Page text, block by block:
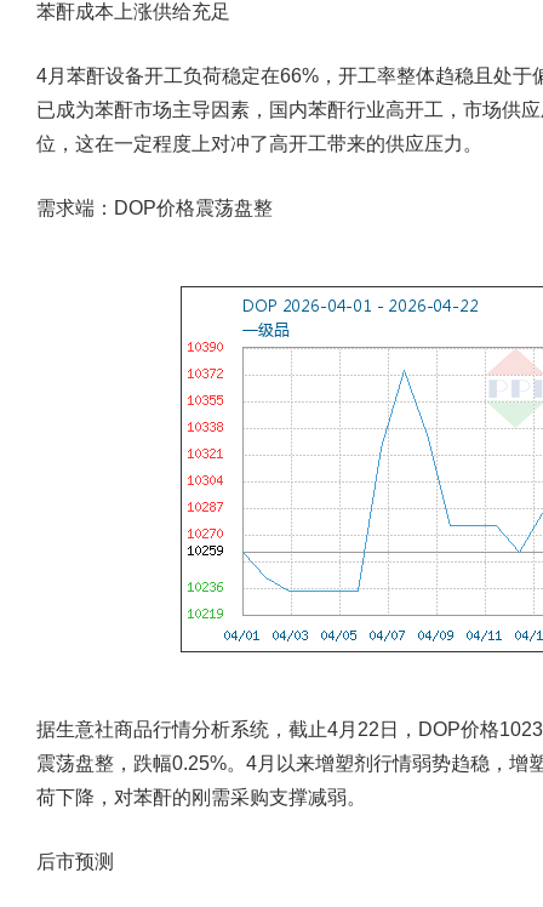
苯酐成本上涨供给充足
4月苯酐设备开工负荷稳定在66%，开工率整体趋稳且处
已成为苯酐市场主导因素，国内苯酐行业高开工，市场供
位，这在一定程度上对冲了高开工带来的供应压力。
需求端：DOP价格震荡盘整
据生意社商品行情分析系统，截止4月22日，DOP价格
震荡盘整，跌幅0.25%。4月以来增塑剂行情弱势趋稳，增
荷下降，对苯酐的刚需采购支撑减弱。
后市预测